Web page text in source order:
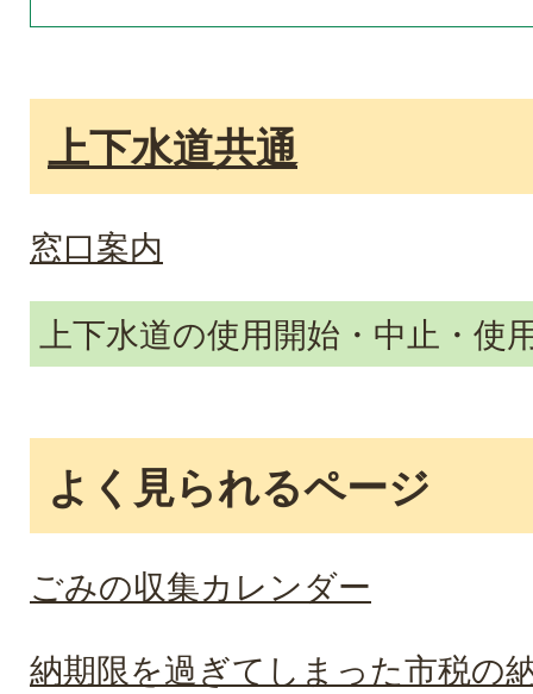
上下水道共通
窓口案内
上下水道の使用開始・中止・使
よく見られるページ
ごみの収集カレンダー
納期限を過ぎてしまった市税の